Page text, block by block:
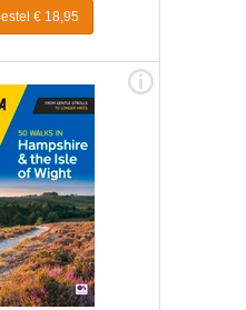
Bestel € 18,95